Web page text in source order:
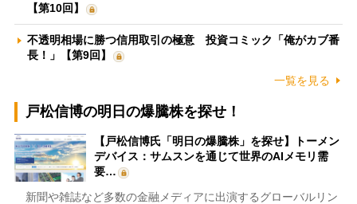
【第10回】
不透明相場に勝つ信用取引の極意 投資コミック「俺がカブ番
長！」【第9回】
一覧を見る
戸松信博の明日の爆騰株を探せ！
【戸松信博氏「明日の爆騰株」を探せ】トーメン
デバイス：サムスンを通じて世界のAIメモリ需
要…
新聞や雑誌など多数の金融メディアに出演するグローバルリン